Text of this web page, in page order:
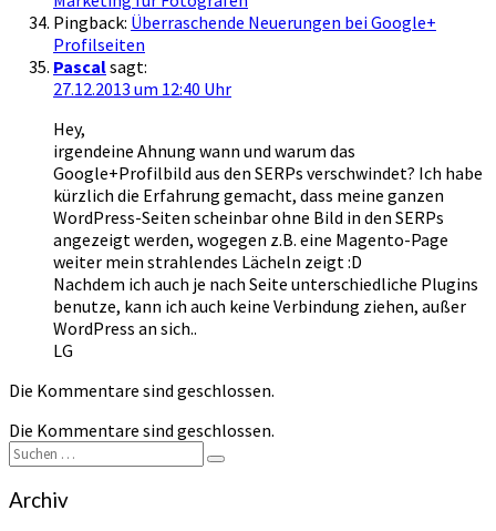
Pingback: Überraschende Neuerungen bei Google+
Profilseiten
Pascalsagt:
27.12.2013 um 12:40 Uhr
Hey,
irgendeine Ahnung wann und warum das
Google+Profilbild aus den SERPs verschwindet? Ich habe
kürzlich die Erfahrung gemacht, dass meine ganzen
WordPress-Seiten scheinbar ohne Bild in den SERPs
angezeigt werden, wogegen z.B. eine Magento-Page
weiter mein strahlendes Lächeln zeigt :D
Nachdem ich auch je nach Seite unterschiedliche Plugins
benutze, kann ich auch keine Verbindung ziehen, außer
WordPress an sich..
LG
Die Kommentare sind geschlossen.
Die Kommentare sind geschlossen.
Suchen
nach:
Suchen
Archiv